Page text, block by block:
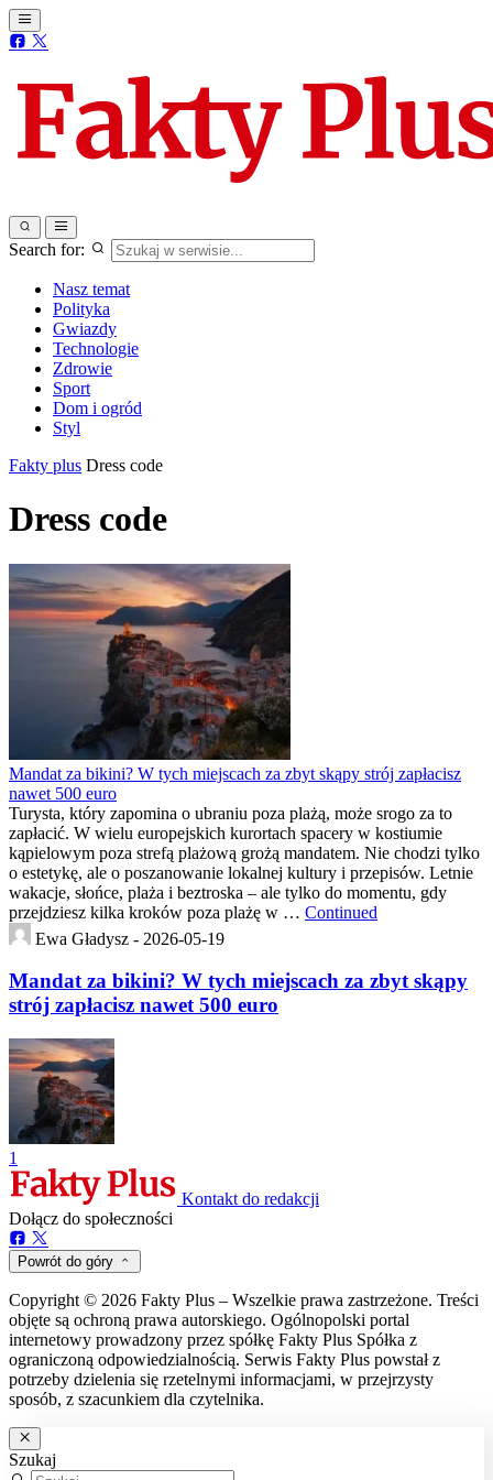
Search for:
Nasz temat
Polityka
Gwiazdy
Technologie
Zdrowie
Sport
Dom i ogród
Styl
Fakty plus Dress code
Dress code
Mandat za bikini? W tych miejscach za zbyt skąpy strój zapłacisz
nawet 500 euro
Turysta, który zapomina o ubraniu poza plażą, może srogo za to
zapłacić. W wielu europejskich kurortach spacery w kostiumie
kąpielowym poza strefą plażową grożą mandatem. Nie chodzi tylko
o estetykę, ale o poszanowanie lokalnej kultury i przepisów. Letnie
wakacje, słońce, plaża i beztroska – ale tylko do momentu, gdy
przejdziesz kilka kroków poza plażę w … Continued
Ewa Gładysz - 2026-05-19
Mandat za bikini? W tych miejscach za zbyt skąpy
strój zapłacisz nawet 500 euro
1
Kontakt do redakcji
Dołącz do społeczności
Powrót do góry
Copyright © 2026 Fakty Plus – Wszelkie prawa zastrzeżone. Treści
objęte są ochroną prawa autorskiego. Ogólnopolski portal
internetowy prowadzony przez spółkę Fakty Plus Spółka z
ograniczoną odpowiedzialnością. Serwis Fakty Plus powstał z
potrzeby dzielenia się rzetelnymi informacjami, w przejrzysty
sposób, z szacunkiem dla czytelnika.
Szukaj